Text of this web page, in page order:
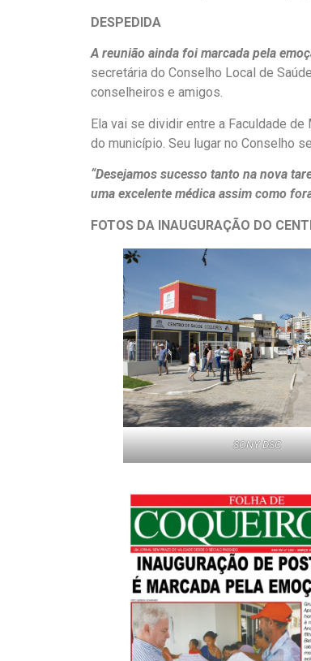
DESPEDIDA
A reunião ainda foi marcada pela
secretária do Conselho Local de
conselheiros e amigos.
Ela vai se dividir entre a Faculdade
do município. Seu lugar no Conselho
“Desejamos sucesso tanto na nova
uma excelente médica assim como
FOTOS DA INAUGURAÇÃO DO
SONY DSC